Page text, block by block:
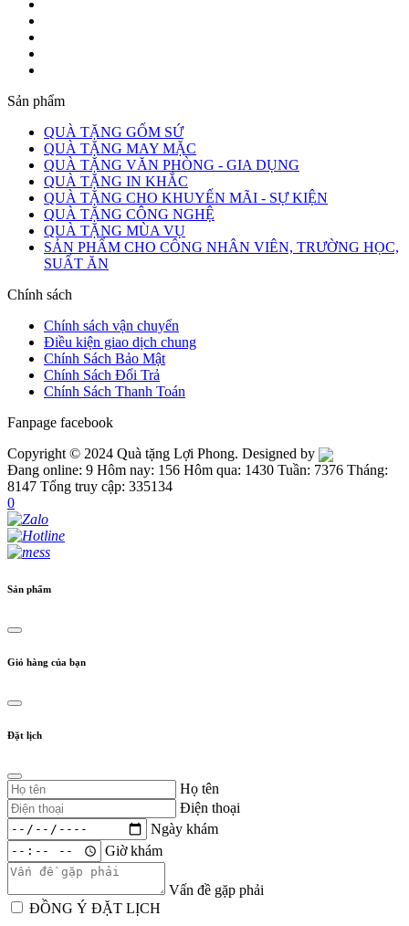
Sản phẩm
QUÀ TẶNG GỐM SỨ
QUÀ TẶNG MAY MẶC
QUÀ TẶNG VĂN PHÒNG - GIA DỤNG
QUÀ TẶNG IN KHẮC
QUÀ TẶNG CHO KHUYẾN MÃI - SỰ KIỆN
QUÀ TẶNG CÔNG NGHỆ
QUÀ TẶNG MÙA VỤ
SẢN PHẨM CHO CÔNG NHÂN VIÊN, TRƯỜNG HỌC,
SUẤT ĂN
Chính sách
Chính sách vận chuyển
Điều kiện giao dịch chung
Chính Sách Bảo Mật
Chính Sách Đổi Trả
Chính Sách Thanh Toán
Fanpage facebook
Copyright © 2024 Quà tặng Lợi Phong. Designed by
Đang online: 9 Hôm nay: 156 Hôm qua: 1430 Tuần: 7376 Tháng:
8147 Tổng truy cập: 335134
0
Sản phẩm
Giỏ hàng của bạn
Đặt lịch
Họ tên
Điện thoại
Ngày khám
Giờ khám
Vấn đề gặp phải
ĐỒNG Ý ĐẶT LỊCH